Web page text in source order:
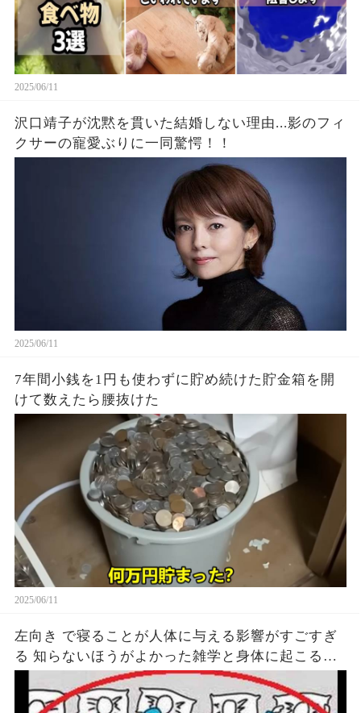
2025/06/11
沢口靖子が沈黙を貫いた結婚しない理由...影のフィ
クサーの寵愛ぶりに一同驚愕！！
2025/06/11
7年間小銭を1円も使わずに貯め続けた貯金箱を開
けて数えたら腰抜けた
2025/06/11
左向き で寝ることが人体に与える影響がすごすぎ
る 知らないほうがよかった雑学と身体に起こる現
象がヤバい… 驚くべき 大人の 面白いけど知ると後
悔